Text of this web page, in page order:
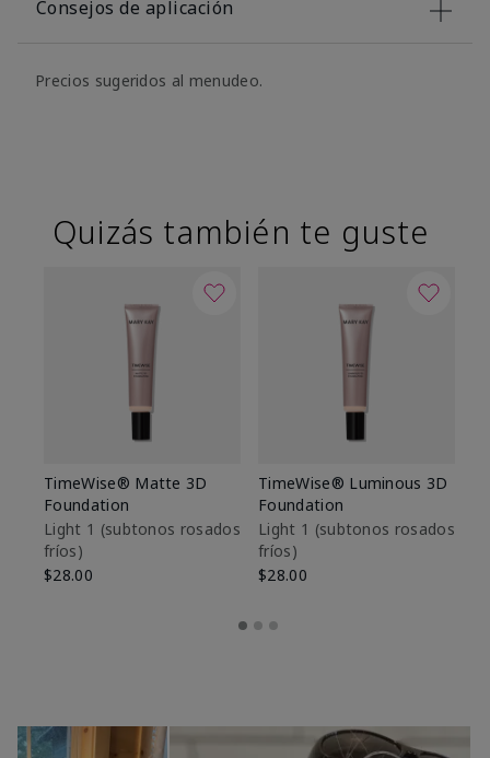
Consejos de aplicación
Precios sugeridos al menudeo.
Quizás también te guste
TimeWise® Matte 3D
Foundation
Light 1​ (subtonos rosados
fríos)
$28.00
TimeWise® Luminous 3D
Foundation
Light 1​ (subtonos rosados
fríos)
$28.00